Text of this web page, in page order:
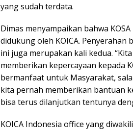
yang sudah terdata.
Dimas menyampaikan bahwa
didukung oleh KOICA. Penyerahan
ini juga merupakan kali kedua.
memberikan kepercayaan kepada
bermanfaat untuk Masyarakat,
kita pernah memberikan bantuan
bisa terus dilanjutkan tentunya
KOICA Indonesia office yang